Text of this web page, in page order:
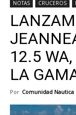
NOTAS CRUCEROS
12.5
LA
Por Comunidad Nautica